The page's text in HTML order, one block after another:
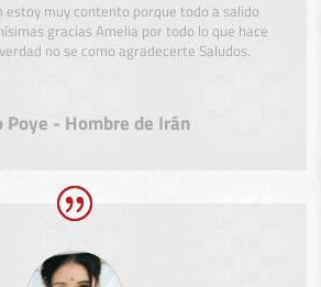
estoy muy contento porque todo a salido
gracias Amelia por todo lo que hace
no se como agradecerte Saludos.
Poye - Hombre de Irán